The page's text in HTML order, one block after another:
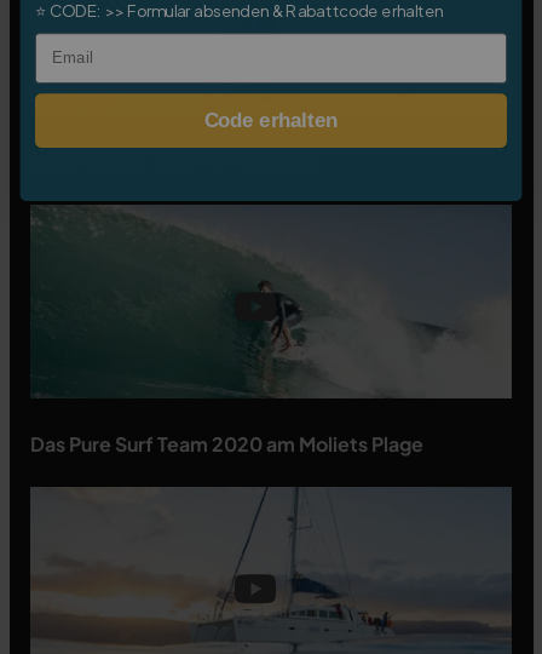
Das Pure Surf Team 2020 am Moliets Plage
⭐ CODE: >> Formular absenden & Rabattcode erhalten
Email
Code erhalten